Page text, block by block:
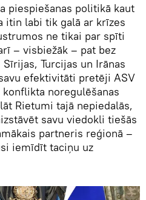
piespiešanas politikā kaut
itin labi tik galā ar krīzes
ne tikai par spīti
– visbiežāk – pat bez
Turcijas un Irānas
efektivitāti pretēji ASV
noregulēšanas
Rietumi tajā nepiedalās,
savu viedokli tiešās
partneris reģionā –
iemīdīt taciņu uz